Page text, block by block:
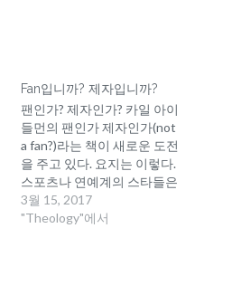
Fan입니까? 제자입니까?
팬인가? 제자인가? 카일 아이
들먼의 팬인가 제자인가(not
a fan?)라는 책이 새로운 도전
을 주고 있다. 요지는 이렇다.
스포츠나 연예계의 스타들은
수많은 팬들을 끌고 다닌다.
팬은 누군가를 열정적으로 좋
3월 15, 2017
"Theology"에서